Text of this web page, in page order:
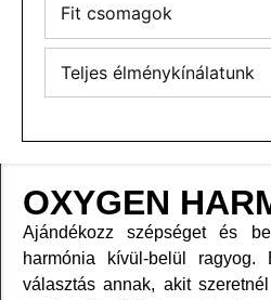
Fit csomagok
Teljes élménykínálatunk
OXYGEN
Ajándékozz szépséget és
harmónia kívül-belül
választás annak, akit